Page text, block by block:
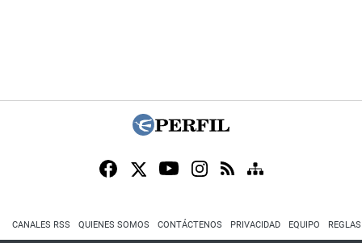
CANALES RSS QUIENES SOMOS CONTÁCTENOS PRIVACIDAD EQUIPO